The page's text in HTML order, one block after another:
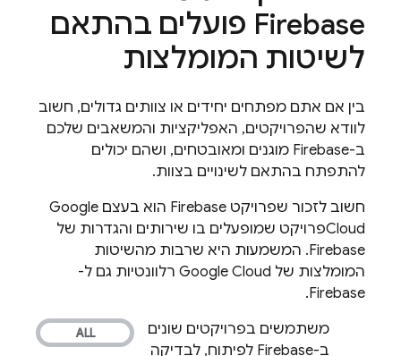
Firebase פועלים בהתאם
לשיטות המומלצות
בין אם אתם מפתחים יחידים או צוותים גדולים, חשוב
לוודא שהפרויקטים, האפליקציות והמשאבים שלכם
ב-Firebase מוגנים ומאובטחים, ושהם יכולים
להתפתח בהתאם לשינויים בצוות.
חשוב לזכור שפרויקט Firebase הוא בעצם
Google
Cloudפרויקט שמופעלים בו שירותים והגדרות של
Firebase. המשמעות היא שרבות מהשיטות
המומלצות של Google Cloud רלוונטיות גם ל-
Firebase.
משתמשים בפרויקטים שונים
ב-Firebase לפיתוח, לבדיקה